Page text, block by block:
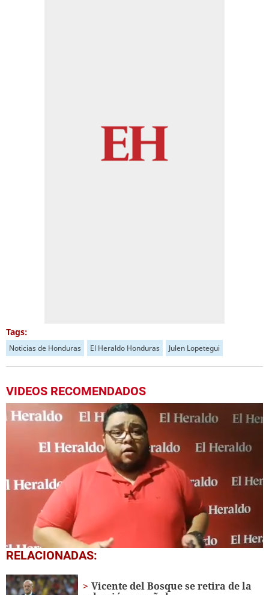
Tags:
Noticias de Honduras El Heraldo Honduras Julen Lopetegui
VIDEOS RECOMENDADOS
0
seconds
10
minutes,
RELACIONADAS:
Vicente del Bosque se retira de la